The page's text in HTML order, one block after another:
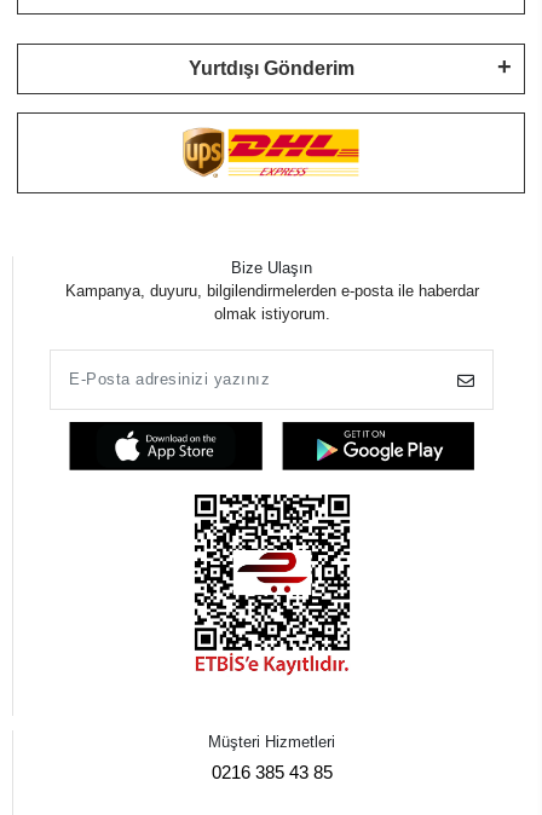
Yurtdışı Gönderim
Bize Ulaşın
Kampanya, duyuru, bilgilendirmelerden e-posta ile haberdar
olmak istiyorum.
Müşteri Hizmetleri
0216 385 43 85